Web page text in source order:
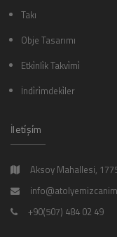
Takı
Obje Tasarımı
Etki̇nli̇k Takvi̇mi̇
İndi̇ri̇mdeki̇ler
İleti̇şi̇m
Aksoy Mahallesi,
+90(507) 484 02 49